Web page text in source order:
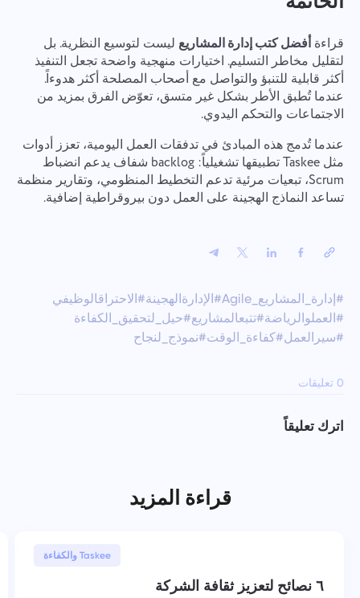
قراءةأفضل كتب إدارة المشاريع ليست لتوسيع النظرية. بل
لتقليل مخاطر التسليم. اختيارات منهجية واضحة تجعل التنفيذ
أكثر قابلية للتنبؤ والتواصل مع أصحاب المصلحة أكثر هدوءاً.
عندما تُطبق الأطر بشكل غير متسق، تعوّض الفرق بمزيد من
الاجتماعات والتحكم اليدوي.
عندما تُدمج هذه المبادئ في تدفقات العمل اليومية، تعزز أدوات
مثل Taskee تطبيقها تشغيلياً: backlog شفاف يدعم انضباط
Scrum، تبعيات مرئية تدعم التخطيط المنظومي، وتقارير منظمة
تساعد النماذج الهجينة على العمل دون بيروقراطية إضافية.
#إدارة_المشاريع_Agile #الإدارةالهجينة#الاحتراقالوظيفي
#العملوالرياضة#تتبعالمشاريع#حيل_لتحقيق_الكفاءة
#سيرالعمل#كفاءة_الوقت#نموذج_لنجاح
0 تعليقات
اترك تعليقاً
قراءة المزيد
Taskee والكفاءة
30 يناير, 2026
٦ نصائح لتعزيز ثقافة الشركة